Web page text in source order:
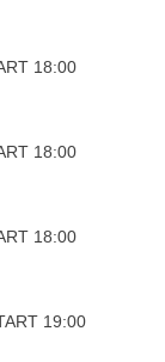
18:00
18:00
18:00
19:00